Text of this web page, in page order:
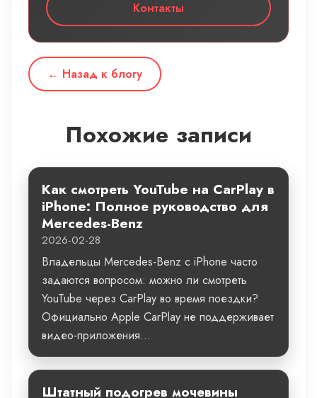
Контакты
← Назад к блогу
Похожие записи
Как смотреть YouTube на CarPlay в
iPhone: Полное руководство для
Mercedes-Benz
2026-02-28
Владельцы Mercedes-Benz с iPhone часто
задаются вопросом: можно ли смотреть
YouTube через CarPlay во время поездки?
Официально Apple CarPlay не поддерживает
видео-приложения...
Штатный подогрев мочевины